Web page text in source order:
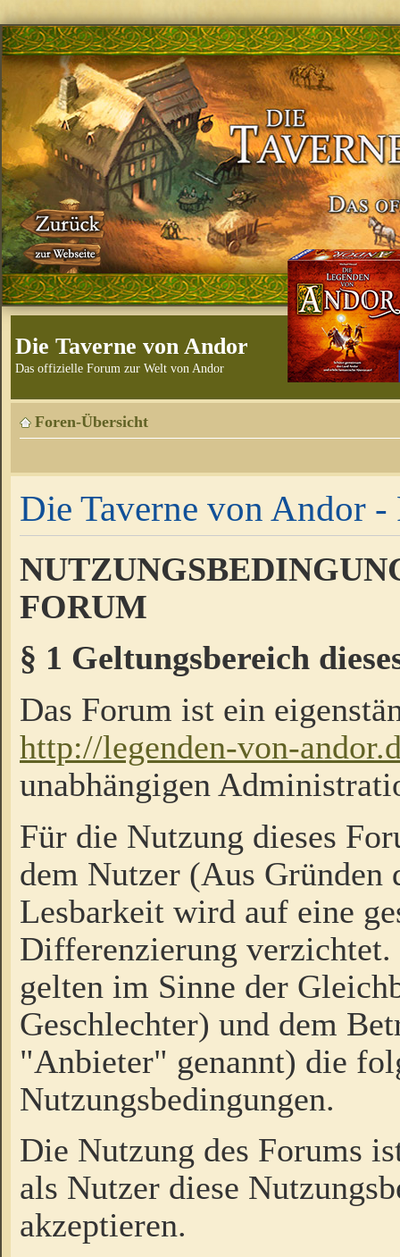
Die Taverne von Andor
Das offizielle Forum zur Welt von Andor
Foren-Übersicht
Die Taverne von Andor -
FORUM
§ 1 Geltungsbereich
Das Forum ist ein
http://legenden-von-
unabhängigen
Für die Nutzung dieses
dem Nutzer (Aus Gründen
Lesbarkeit wird auf eine
Differenzierung
gelten im Sinne der
Geschlechter) und dem
"Anbieter" genannt) die
Nutzungsbedingungen.
Die Nutzung des Forums
als Nutzer diese
akzeptieren.